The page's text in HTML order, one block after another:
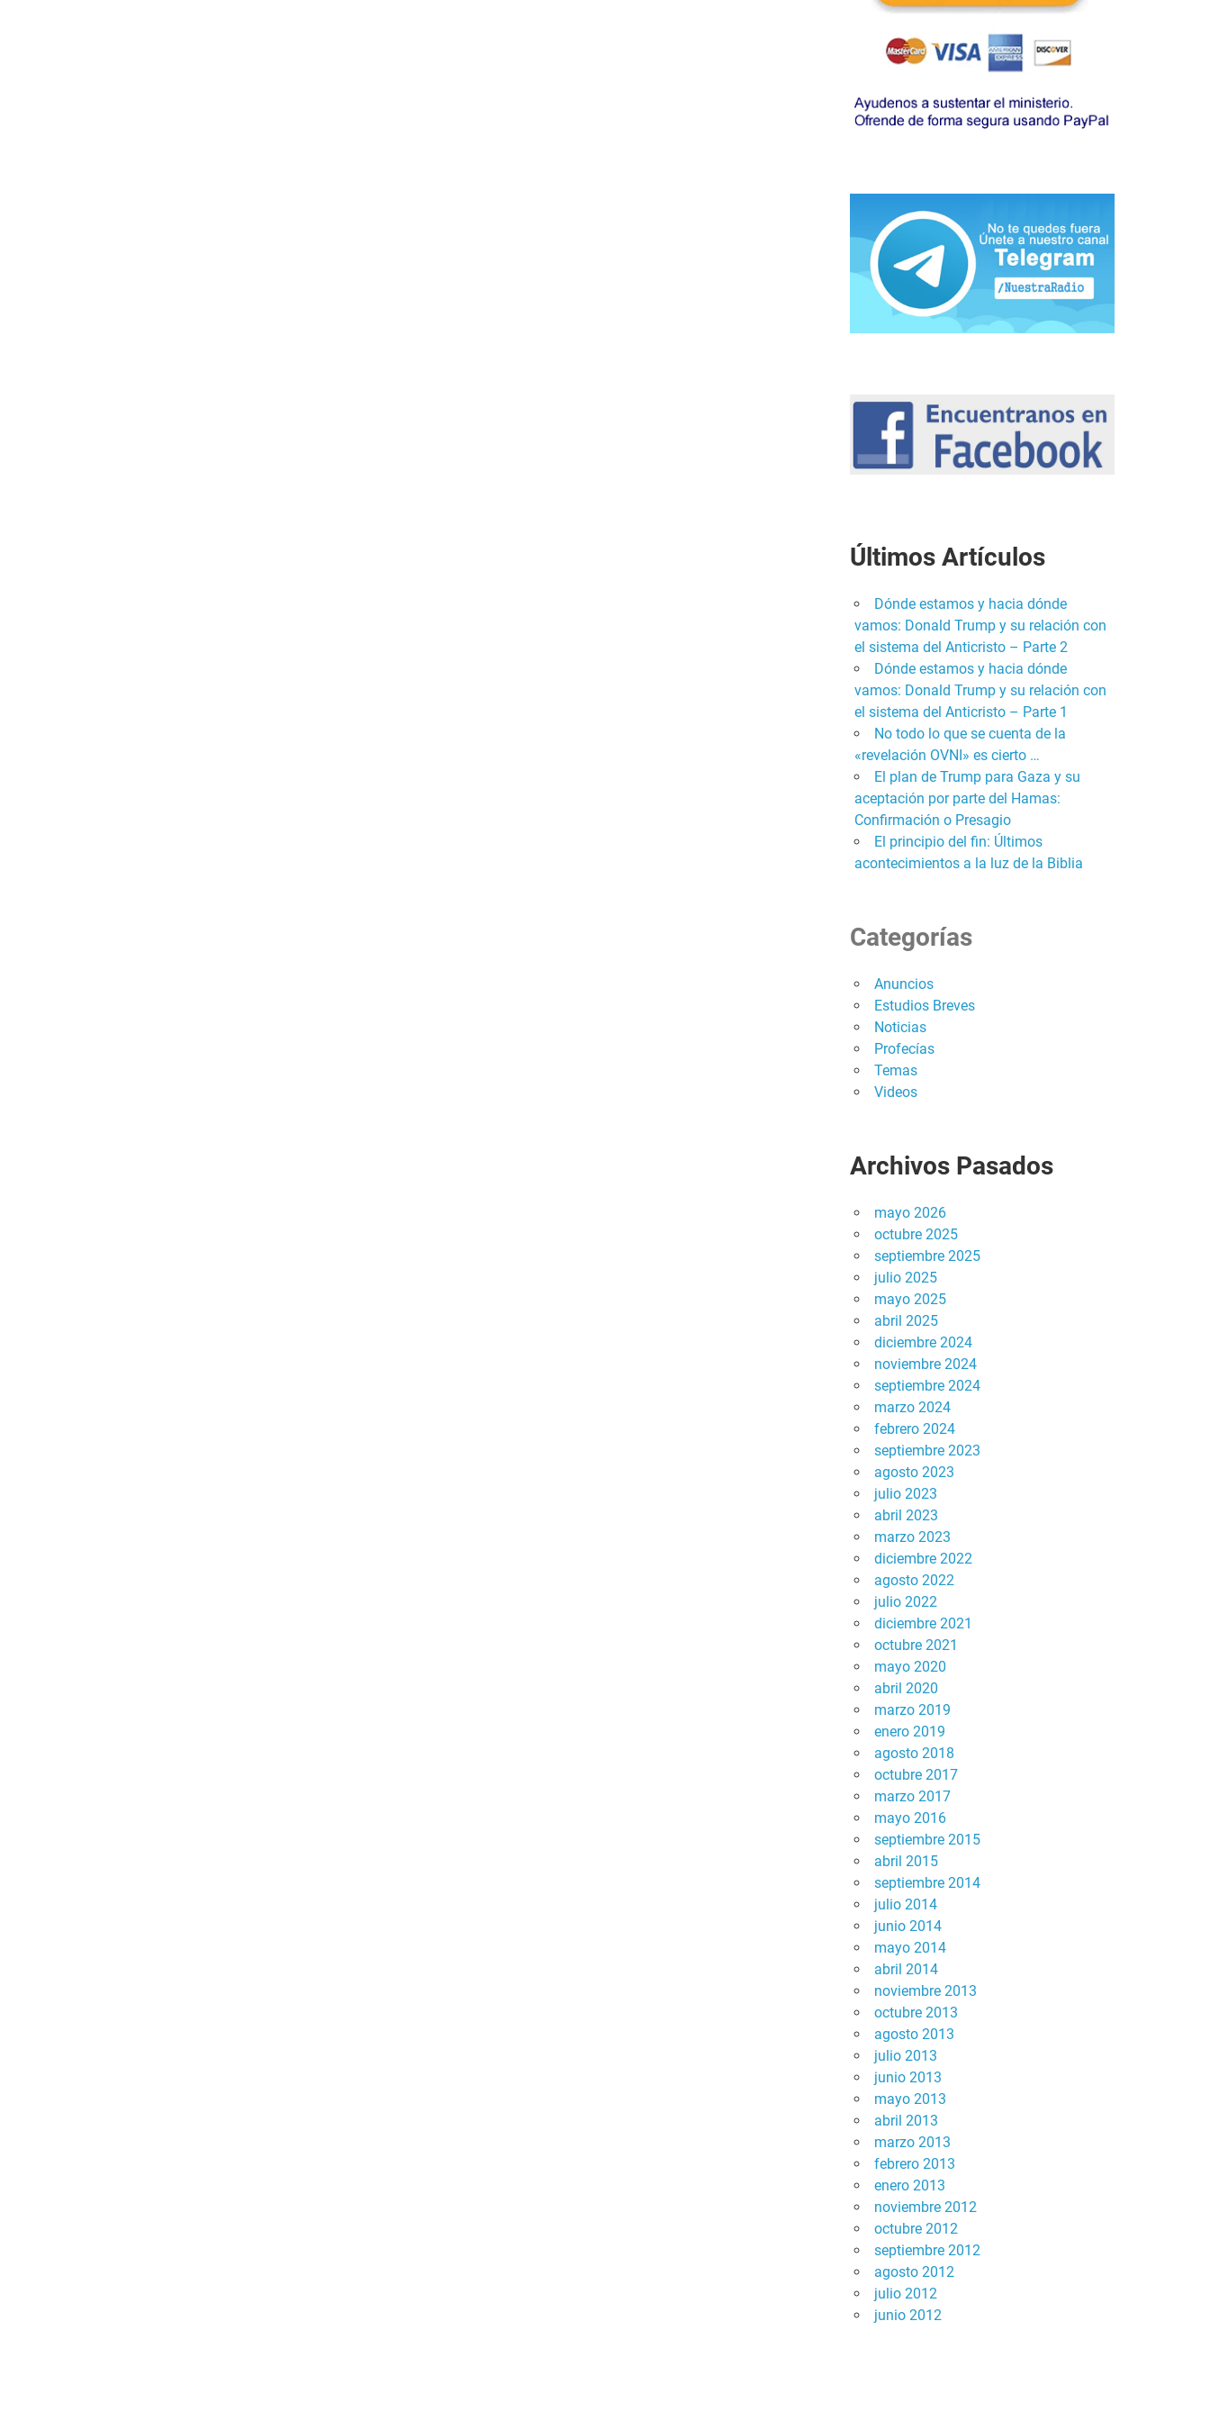
Últimos Artículos
Dónde estamos y hacia dónde
vamos: Donald Trump y su relación con
el sistema del Anticristo – Parte 2
Dónde estamos y hacia dónde
vamos: Donald Trump y su relación con
el sistema del Anticristo – Parte 1
No todo lo que se cuenta de la
«revelación OVNI» es cierto …
El plan de Trump para Gaza y su
aceptación por parte del Hamas:
Confirmación o Presagio
El principio del fin: Últimos
acontecimientos a la luz de la Biblia
Categorías
Anuncios
Estudios Breves
Noticias
Profecías
Temas
Videos
Archivos Pasados
mayo 2026
octubre 2025
septiembre 2025
julio 2025
mayo 2025
abril 2025
diciembre 2024
noviembre 2024
septiembre 2024
marzo 2024
febrero 2024
septiembre 2023
agosto 2023
julio 2023
abril 2023
marzo 2023
diciembre 2022
agosto 2022
julio 2022
diciembre 2021
octubre 2021
mayo 2020
abril 2020
marzo 2019
enero 2019
agosto 2018
octubre 2017
marzo 2017
mayo 2016
septiembre 2015
abril 2015
septiembre 2014
julio 2014
junio 2014
mayo 2014
abril 2014
noviembre 2013
octubre 2013
agosto 2013
julio 2013
junio 2013
mayo 2013
abril 2013
marzo 2013
febrero 2013
enero 2013
noviembre 2012
octubre 2012
septiembre 2012
agosto 2012
julio 2012
junio 2012